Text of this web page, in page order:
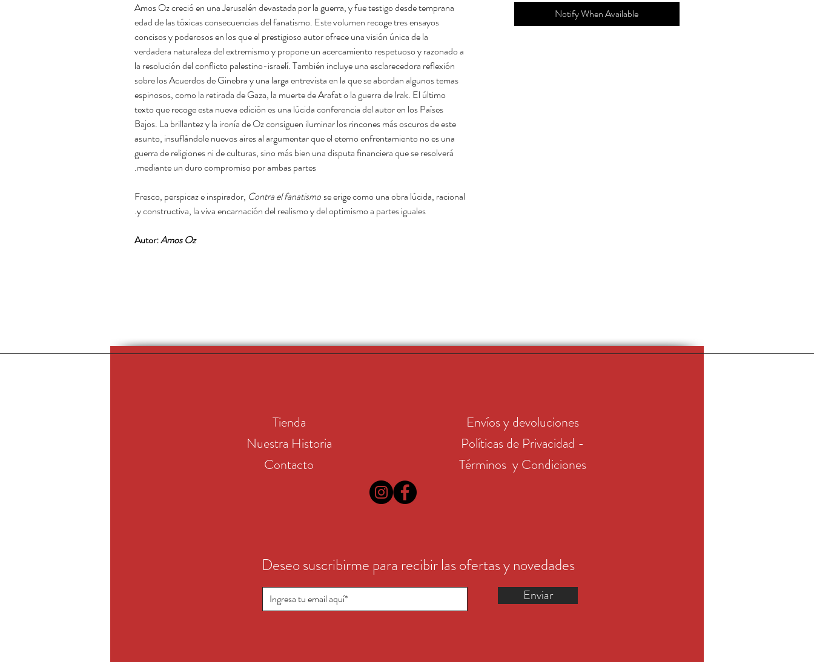
Amos Oz creció en una Jerusalén devastada por la guerra, y fue testigo desde temprana
edad de las tóxicas consecuencias del fanatismo. Este volumen recoge tres ensayos
concisos y poderosos en los que el prestigioso autor ofrece una visión única de la
verdadera naturaleza del extremismo y propone un acercamiento respetuoso y razonado a
la resolución del conflicto palestino-israelí. También incluye una esclarecedora reflexión
sobre los Acuerdos de Ginebra y una larga entrevista en la que se abordan algunos temas
espinosos, como la retirada de Gaza, la muerte de Arafat o la guerra de Irak. El último
texto que recoge esta nueva edición es una lúcida conferencia del autor en los Países
Bajos. La brillantez y la ironía de Oz consiguen iluminar los rincones más oscuros de este
asunto, insuflándole nuevos aires al argumentar que el eterno enfrentamiento no es una
guerra de religiones ni de culturas, sino más bien una disputa financiera que se resolverá
mediante un duro compromiso por ambas partes.
Fresco, perspicaz e inspirador, Contra el fanatismose erige como una obra lúcida, racional
y constructiva, la viva encarnación del realismo y del optimismo a partes iguales.
Autor:Amos Oz
Notify When Available
Tienda
Nuestra Historia
Contacto
Envíos y devoluciones
Políticas de Privacidad -
Términos y Condiciones
Deseo suscribirme para recibir las ofertas y novedades
Enviar